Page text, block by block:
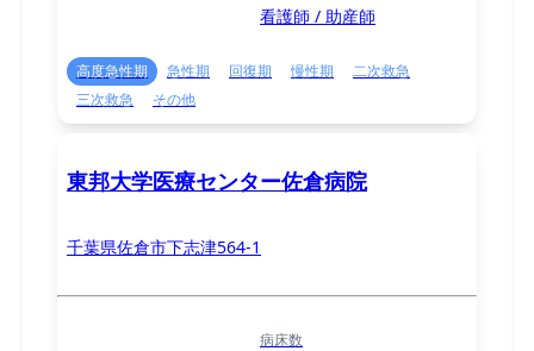
看護師 / 助産師
高度急性期 急性期 回復期 慢性期
二次救急
三次救急
その他
東邦大学医療センター佐倉病院
千葉県佐倉市下志津564-1
病床数